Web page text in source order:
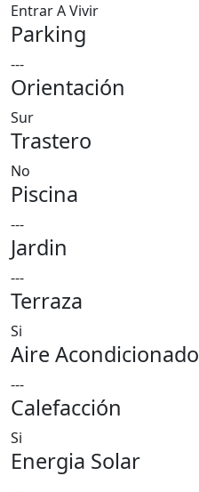
Entrar A Vivir
Parking
---
Orientación
Sur
Trastero
No
Piscina
---
Jardin
---
Terraza
Si
Aire Acondicionado
---
Calefacción
Si
Energia Solar